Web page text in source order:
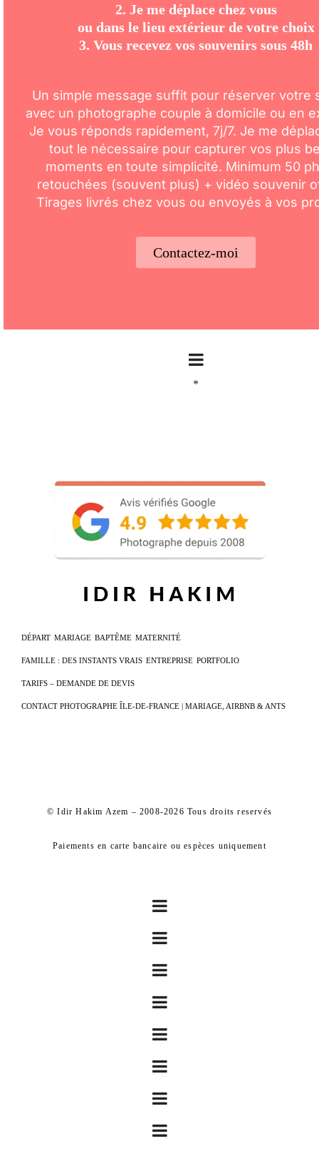
2. Je me déplace chez vous
ou dans le lieu extérieur de votre choix
3. Vous recevez vos souvenirs sous 48h
Un simple message suffit pour réserver votre
avec un photographe couple à domicile ou en
Je vous réponds rapidement, 7j/7. Je me
tout le nécessaire pour capturer vos plus
moments en toute simplicité. Minimum 50
retouchées (souvent plus) + vidéo souvenir
Tirages livrés chez vous ou envoyés à vos
Contactez-moi
*
DÉPART MARIAGE BAPTÊME MATERNITÉ
FAMILLE : DES INSTANTS VRAIS ENTREPRISE PORTFOLIO
TARIFS – DEMANDE DE DEVIS
CONTACT PHOTOGRAPHE ÎLE-DE-FRANCE | MARIAGE, AIRBNB & ANTS
© Idir Hakim Azem – 2008-2026 Tous droits reservés
Paiements en carte bancaire ou espèces uniquement